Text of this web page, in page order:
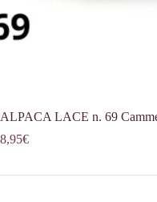
ALPACA LACE n. 69
8,95€